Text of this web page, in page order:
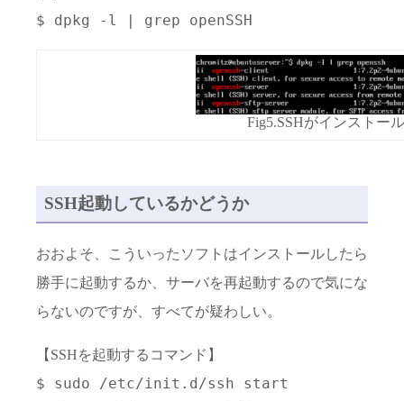
$ dpkg -l | grep openSSH
Fig5.SSHがインストー
SSH起動しているかどうか
おおよそ、こういったソフトはインストールしたら
勝手に起動するか、サーバを再起動するので気にな
らないのですが、すべてが疑わしい。
【SSHを起動するコマンド】
$ sudo /etc/init.d/ssh start